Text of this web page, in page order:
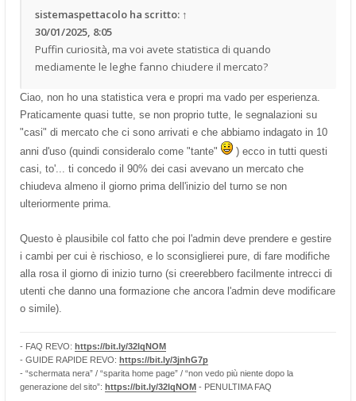
sistemaspettacolo ha scritto: ↑
30/01/2025, 8:05
Puffin curiosità, ma voi avete statistica di quando
mediamente le leghe fanno chiudere il mercato?
Ciao, non ho una statistica vera e propri ma vado per esperienza.
Praticamente quasi tutte, se non proprio tutte, le segnalazioni su
"casi" di mercato che ci sono arrivati e che abbiamo indagato in 10
anni d'uso (quindi consideralo come "tante"
) ecco in tutti questi
casi, to'... ti concedo il 90% dei casi avevano un mercato che
chiudeva almeno il giorno prima dell'inizio del turno se non
ulteriormente prima.
Questo è plausibile col fatto che poi l'admin deve prendere e gestire
i cambi per cui è rischioso, e lo sconsiglierei pure, di fare modifiche
alla rosa il giorno di inizio turno (si creerebbero facilmente intrecci di
utenti che danno una formazione che ancora l'admin deve modificare
o simile).
- FAQ REVO: https://bit.ly/32lqNOM
- GUIDE RAPIDE REVO: https://bit.ly/3jnhG7p
- “schermata nera” / “sparita home page” / “non vedo più niente dopo la
generazione del sito”: https://bit.ly/32lqNOM - PENULTIMA FAQ